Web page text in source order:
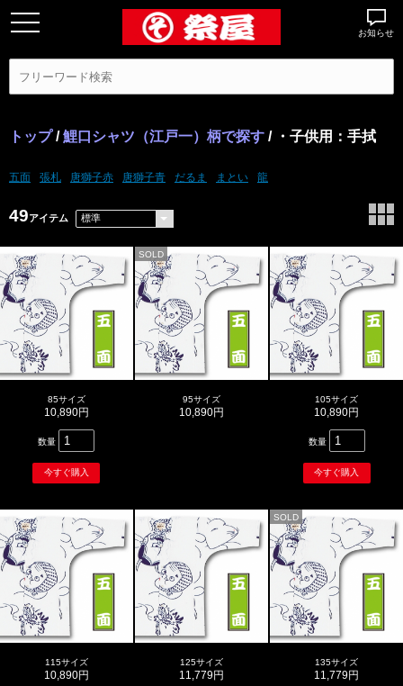
お知らせ
トップ/鯉口シャツ（江戸一）柄で探す / ・子供用：手拭
五面 張札 唐獅子赤 唐獅子青 だるま まとい 龍
49アイテム
85サイズ
10,890円
数量
SOLD
95サイズ
10,890円
105サイズ
10,890円
数量
115サイズ
10,890円
125サイズ
11,779円
SOLD
135サイズ
11,779円